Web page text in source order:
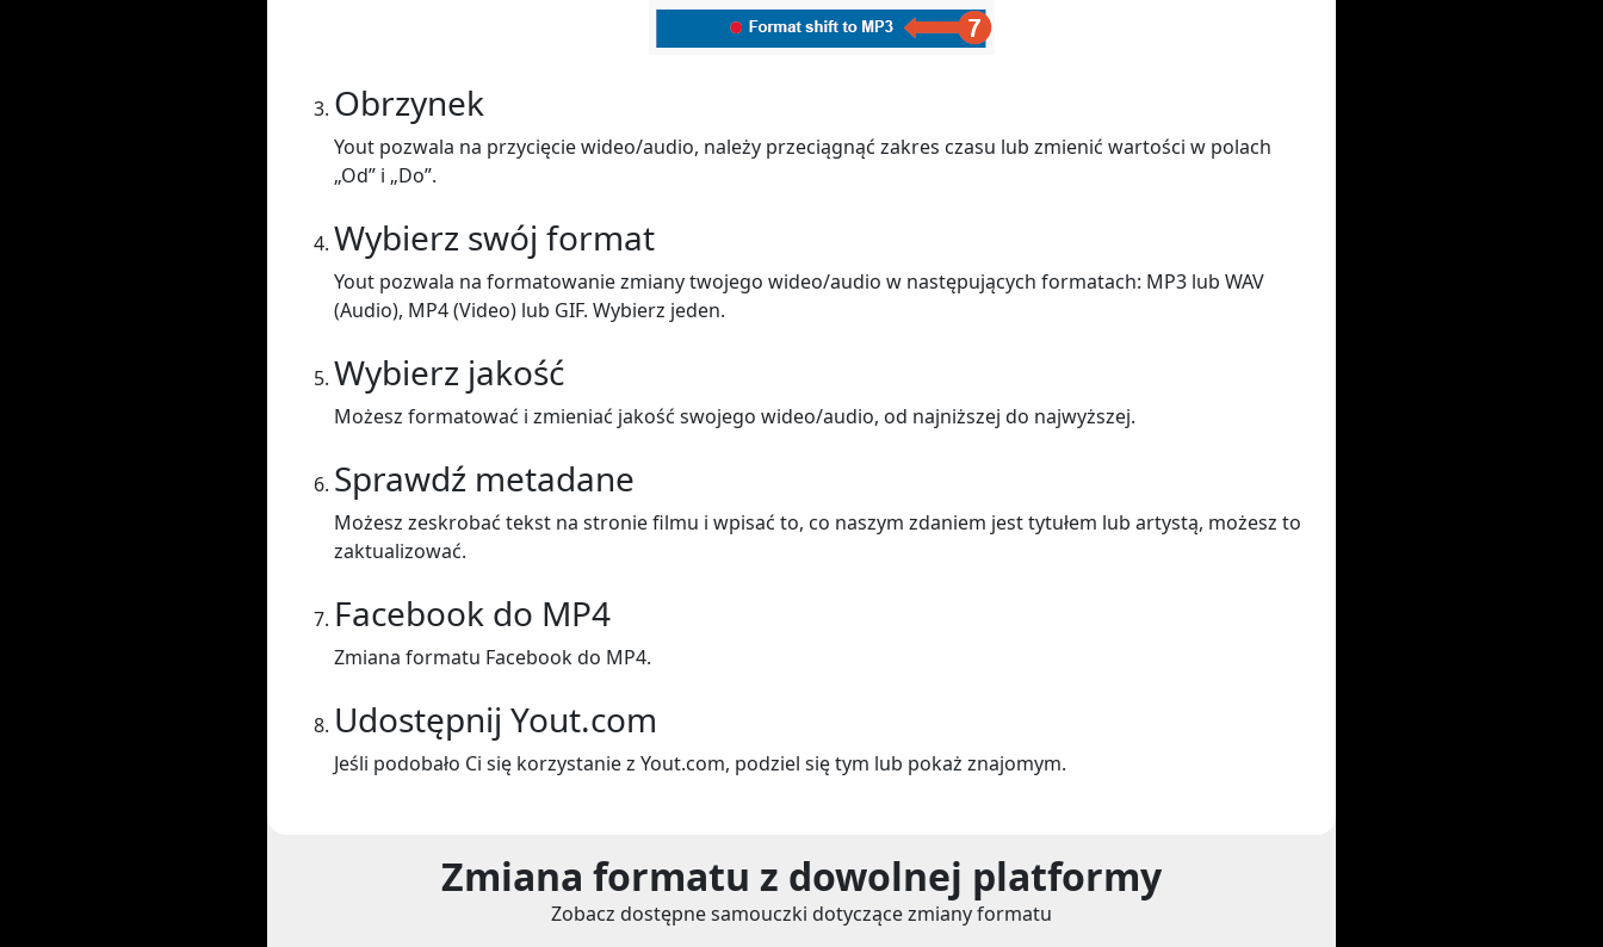
Obrzynek
Yout pozwala na przycięcie wideo/audio, należy przeciągnąć zakres czasu lub zmienić wartości w polach
„Od” i „Do”.
Wybierz swój format
Yout pozwala na formatowanie zmiany twojego wideo/audio w następujących formatach: MP3 lub WAV
(Audio), MP4 (Video) lub GIF. Wybierz jeden.
Wybierz jakość
Możesz formatować i zmieniać jakość swojego wideo/audio, od najniższej do najwyższej.
Sprawdź metadane
Możesz zeskrobać tekst na stronie filmu i wpisać to, co naszym zdaniem jest tytułem lub artystą, możesz to
zaktualizować.
Facebook do MP4
Zmiana formatu Facebook do MP4.
Udostępnij Yout.com
Jeśli podobało Ci się korzystanie z Yout.com, podziel się tym lub pokaż znajomym.
Zmiana formatu z dowolnej platformy
Zobacz dostępne samouczki dotyczące zmiany formatu